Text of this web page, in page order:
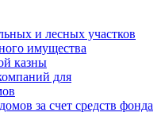
и лесных участков
имущества
казны
для
за счет средств фонда